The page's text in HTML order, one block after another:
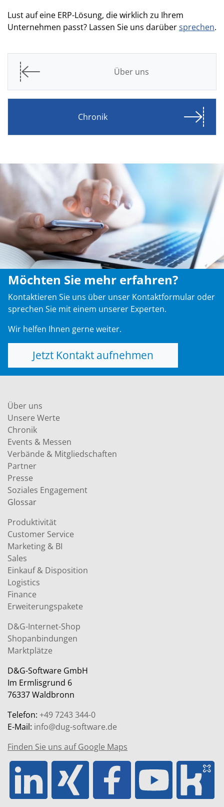
Lust auf eine ERP-Lösung, die wirklich zu Ihrem
Unternehmen passt? Lassen Sie uns darübersprechen.
Über uns
Chronik
Möchten Sie mehr erfahren?
Kontaktieren Sie uns über unser Kontaktformular oder
sprechen Sie mit einem unserer Experten.
Wir helfen Ihnen gerne weiter.
Jetzt Kontakt aufnehmen
Über uns
Unsere Werte
Chronik
Events & Messen
Verbände & Mitgliedschaften
Partner
Presse
Soziales Engagement
Glossar
Produktivität
Customer Service
Marketing & BI
Sales
Einkauf & Disposition
Logistics
Finance
Erweiterungspakete
D&G-Internet-Shop
Shopanbindungen
Marktplätze
D&G-Software GmbH
Im Ermlisgrund 6
76337 Waldbronn
Telefon: +49 7243 344-0
E-Mail: info@dug-software.de
Finden Sie uns auf Google Maps